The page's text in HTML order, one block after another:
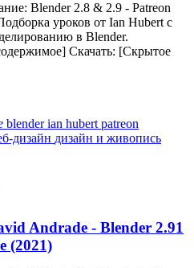
Blender 2.8 & 2.9 - Patreon
уроков от Ian Hubert с
в Blender.
Скачать: [Скрытое
blenderian hubert patreon
дизайн дизайн и живопись
Andrade - Blender 2.91
(2021)